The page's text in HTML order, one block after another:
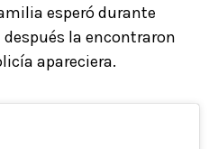
esperó durante
la encontraron
apareciera.